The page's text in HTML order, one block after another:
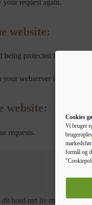
Cookies
Vi bruger
formål og
request again.
website:
being protected by a throtle
webserver logs.
website:
requests.
bord nyt liv med denne